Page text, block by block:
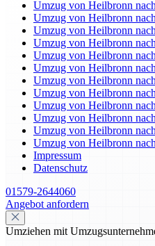
Umzug von Heilbronn
Umzug von Heilbronn
Umzug von Heilbronn
Umzug von Heilbronn
Umzug von Heilbronn
Umzug von Heilbronn
Umzug von Heilbronn
Umzug von Heilbronn
Umzug von Heilbronn
Umzug von Heilbronn
Umzug von Heilbronn
Umzug von Heilbronn
Impressum
Datenschutz
01579-2644060
Angebot anfordern
Umziehen mit